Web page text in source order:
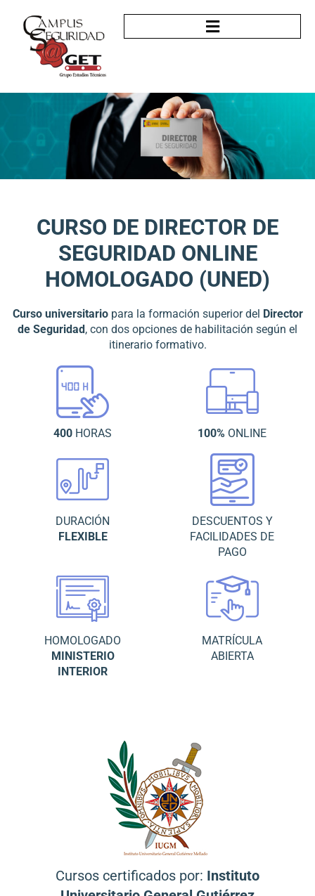
CURSO DE DIRECTOR DE
SEGURIDAD ONLINE
HOMOLOGADO (UNED)
Curso universitario para la formación superior del Director
de Seguridad, con dos opciones de habilitación según el
itinerario formativo.
400 HORAS 100% ONLINE
DURACIÓN
FLEXIBLE
DESCUENTOS Y
FACILIDADES DE
PAGO
HOMOLOGADO
MINISTERIO
INTERIOR
MATRÍCULA
ABIERTA
Cursos certificados por: Instituto